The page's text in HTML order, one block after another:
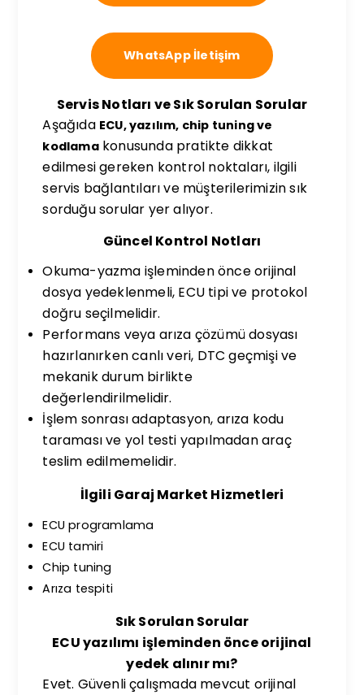
WhatsApp İletişim
Servis Notları ve Sık Sorulan Sorular
Aşağıda ECU, yazılım, chip tuning ve
kodlamakonusunda pratikte dikkat
edilmesi gereken kontrol noktaları, ilgili
servis bağlantıları ve müşterilerimizin sık
sorduğu sorular yer alıyor.
Güncel Kontrol Notları
Okuma-yazma işleminden önce orijinal
dosya yedeklenmeli, ECU tipi ve protokol
doğru seçilmelidir.
Performans veya arıza çözümü dosyası
hazırlanırken canlı veri, DTC geçmişi ve
mekanik durum birlikte
değerlendirilmelidir.
İşlem sonrası adaptasyon, arıza kodu
taraması ve yol testi yapılmadan araç
teslim edilmemelidir.
İlgili Garaj Market Hizmetleri
ECU programlama
ECU tamiri
Chip tuning
Arıza tespiti
Sık Sorulan Sorular
ECU yazılımı işleminden önce orijinal
yedek alınır mı?
Evet. Güvenli çalışmada mevcut orijinal